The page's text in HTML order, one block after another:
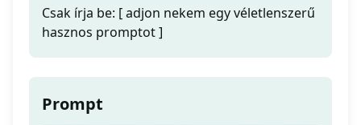
Csak írja be: [ adjon nekem egy véletlenszerű
hasznos promptot ]
Prompt